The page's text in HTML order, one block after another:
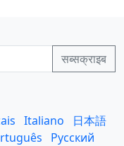
Italiano
日本語
Русский